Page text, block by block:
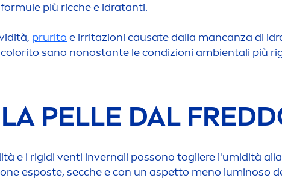
più ricche e idratanti.
prurito e irritazioni causate dalla mancanza di
colorito sano nonostante le condizioni ambientali più
PELLE DAL
e i rigidi venti invernali possono togliere l'umidità
esposte, secche e con un aspetto meno luminoso